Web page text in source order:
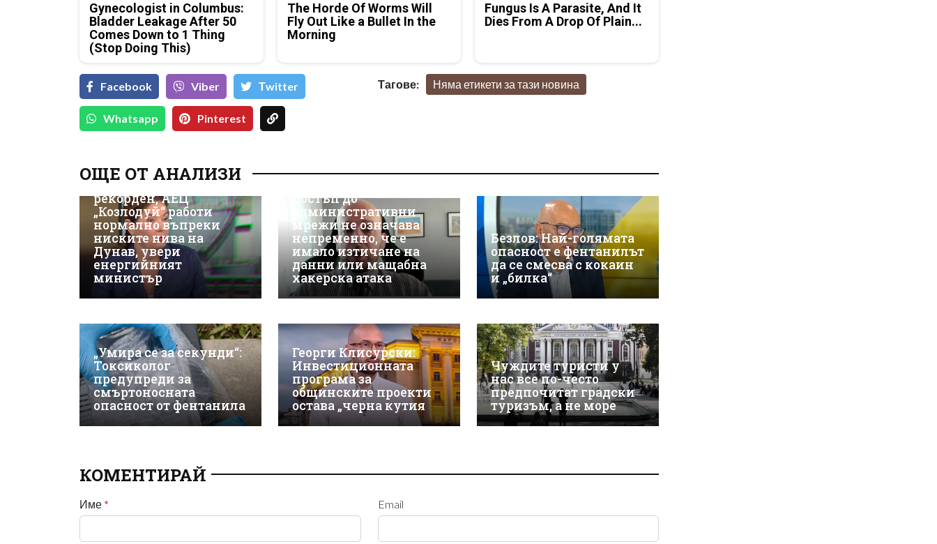
Gynecologist in Columbus:
Bladder Leakage After 50
Comes Down to 1 Thing
(Stop Doing This)
The Horde Of Worms Will
Fly Out Like a Bullet In the
Morning
Fungus Is A Parasite, And It
Dies From A Drop Of Plain...
Facebook Viber Тwitter
Whatsapp Pinterest
Тагове: Няма етикети за тази новина
ОЩЕ ОТ АНАЛИЗИ
Износът на ток е
рекорден, АЕЦ
„Козлодуй“ работи
нормално въпреки
ниските нива на
Дунав, увери
енергийният
министър
киберсигурност:
достъп до
административни
мрежи не означава
непременно, че е
имало изтичане на
данни или мащабна
хакерска атака
Безлов: Най-голямата
опасност е фентанилът
да се смесва с кокаин
и „билка“
„Умира се за секунди“:
Токсиколог
предупреди за
смъртоносната
опасност от фентанила
Георги Клисурски:
Инвестиционната
програма за
общинските проекти
остава „черна кутия
Чуждите туристи у
нас все по-често
предпочитат градски
туризъм, а не море
КОМЕНТИРАЙ
Име * Email